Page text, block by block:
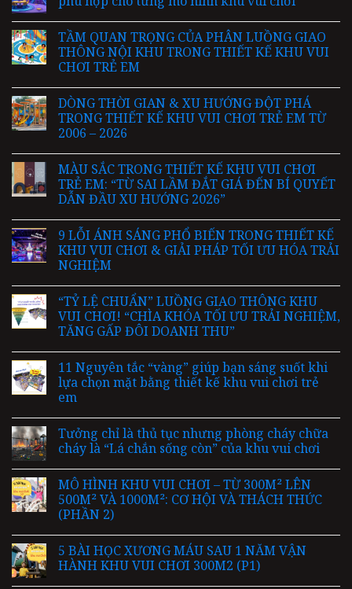
TẦM QUAN TRỌNG CỦA PHÂN LUỒNG GIAO
THÔNG NỘI KHU TRONG THIẾT KẾ KHU VUI
CHƠI TRẺ EM
DÒNG THỜI GIAN & XU HƯỚNG ĐỘT PHÁ
TRONG THIẾT KẾ KHU VUI CHƠI TRẺ EM TỪ
2006 – 2026
MÀU SẮC TRONG THIẾT KẾ KHU VUI CHƠI
TRẺ EM: “TỪ SAI LẦM ĐẮT GIÁ ĐẾN BÍ QUYẾT
DẪN ĐẦU XU HƯỚNG 2026”
9 LỖI ÁNH SÁNG PHỔ BIẾN TRONG THIẾT KẾ
KHU VUI CHƠI & GIẢI PHÁP TỐI ƯU HÓA TRẢI
NGHIỆM
“TỶ LỆ CHUẨN” LUỒNG GIAO THÔNG KHU
VUI CHƠI! “CHÌA KHÓA TỐI ƯU TRẢI NGHIỆM,
TĂNG GẤP ĐÔI DOANH THU”
11 Nguyên tắc “vàng” giúp bạn sáng suốt khi
lựa chọn mặt bằng thiết kế khu vui chơi trẻ
em
Tưởng chỉ là thủ tục nhưng phòng cháy chữa
cháy là “Lá chắn sống còn” của khu vui chơi
MÔ HÌNH KHU VUI CHƠI – TỪ 300M² LÊN
500M² VÀ 1000M²: CƠ HỘI VÀ THÁCH THỨC
(PHẦN 2)
5 BÀI HỌC XƯƠNG MÁU SAU 1 NĂM VẬN
HÀNH KHU VUI CHƠI 300M2 (P1)